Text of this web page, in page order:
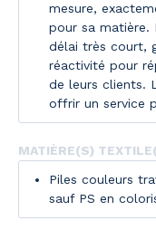
mesure,
pour sa matière.
délai très court,
réactivité pour
de leurs clients.
offrir un service
MATIÈRE(S)
Piles couleurs
sauf PS en